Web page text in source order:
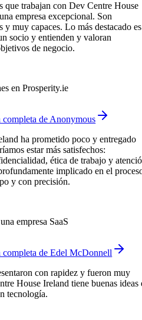
que trabajan con Dev Centre House
empresa excepcional. Son
y muy capaces. Lo más destacado es
socio y entienden y valoran
de negocio.
en Prosperity.ie
completa de Anonymous
ha prometido poco y entregado
estar más satisfechos:
ética de trabajo y
implicado en el
y con precisión.
empresa SaaS
completa de Edel McDonnell
con rapidez y fueron muy
House Ireland tiene buenas ideas
tecnología.